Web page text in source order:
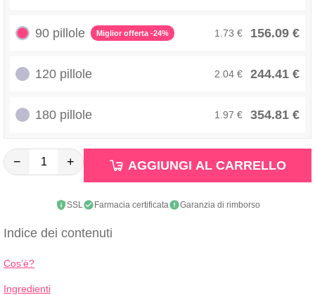
90 pillole Miglior offerta -24% 1.73 € 156.09 €
120 pillole 2.04 € 244.41 €
180 pillole 1.97 € 354.81 €
− + AGGIUNGI AL CARRELLO
SSL Farmacia certificata Garanzia di rimborso
Indice dei contenuti
Cos’è?
Ingredienti